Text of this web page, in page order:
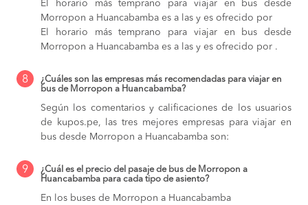
El horario más temprano para viajar en bus desde
Morropon a Huancabamba es a las y es ofrecido por
El horario más temprano para viajar en bus desde
Morropon a Huancabamba es a las y es ofrecido por .
8
¿Cuáles son las empresas más recomendadas para viajar en
bus de Morropon a Huancabamba?
Según los comentarios y calificaciones de los usuarios
de kupos.pe, las tres mejores empresas para viajar en
bus desde Morropon a Huancabamba son:
9
¿Cuál es el precio del pasaje de bus de Morropon a
Huancabamba para cada tipo de asiento?
En los buses de Morropon a Huancabamba